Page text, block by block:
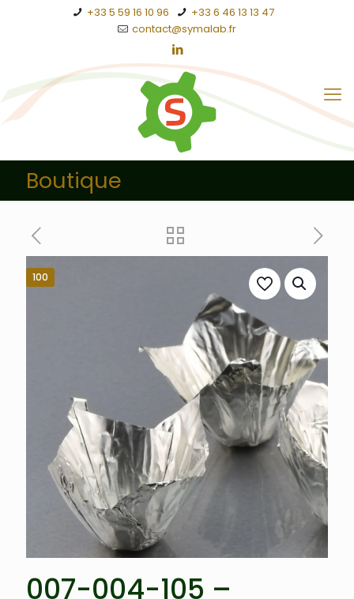
+33 5 59 16 10 96
+33 6 46 13 13 47
contact@symalab.fr
Boutique
100
007-004-105 –